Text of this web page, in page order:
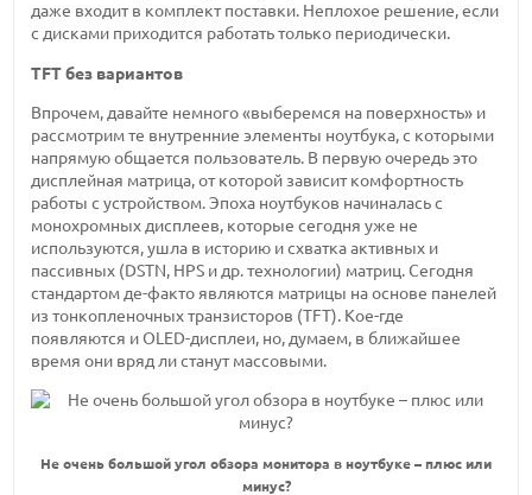
даже входит в комплект поставки. Неплохое решение, если
с дисками приходится работать только периодически.
TFT без вариантов
Впрочем, давайте немного «выберемся на поверхность» и
рассмотрим те внутренние элементы ноутбука, с которыми
напрямую общается пользователь. В первую очередь это
дисплейная матрица, от которой зависит комфортность
работы с устройством. Эпоха ноутбуков начиналась с
монохромных дисплеев, которые сегодня уже не
используются, ушла в историю и схватка активных и
пассивных (DSTN, HPS и др. технологии) матриц. Сегодня
стандартом де-факто являются матрицы на основе панелей
из тонкопленочных транзисторов (TFT). Кое-где
появляются и OLED-дисплеи, но, думаем, в ближайшее
время они вряд ли станут массовыми.
Не очень большой угол обзора монитора в ноутбуке – плюс или
минус?